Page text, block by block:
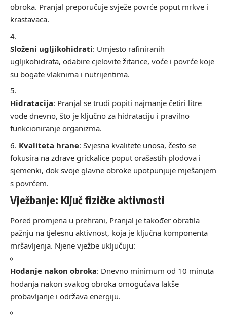
obroka. Pranjal preporučuje svježe povrće poput mrkve i
krastavaca.
Složeni ugljikohidrati: Umjesto rafiniranih
ugljikohidrata, odabire cjelovite žitarice, voće i povrće koje
su bogate vlaknima i nutrijentima.
Hidratacija: Pranjal se trudi popiti najmanje četiri litre
vode dnevno, što je ključno za hidrataciju i pravilno
funkcioniranje organizma.
Kvaliteta hrane: Svjesna kvalitete unosa, često se
fokusira na zdrave grickalice poput orašastih plodova i
sjemenki, dok svoje glavne obroke upotpunjuje mješanjem
s povrćem.
Vježbanje: Ključ fizičke aktivnosti
Pored promjena u prehrani, Pranjal je također obratila
pažnju na tjelesnu aktivnost, koja je ključna komponenta
mršavljenja. Njene vježbe uključuju:
Hodanje nakon obroka: Dnevno minimum od 10 minuta
hodanja nakon svakog obroka omogućava lakše
probavljanje i održava energiju.